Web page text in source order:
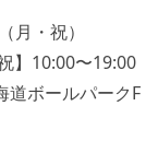
月・祝）
】10:00〜19:00
道ボールパークF